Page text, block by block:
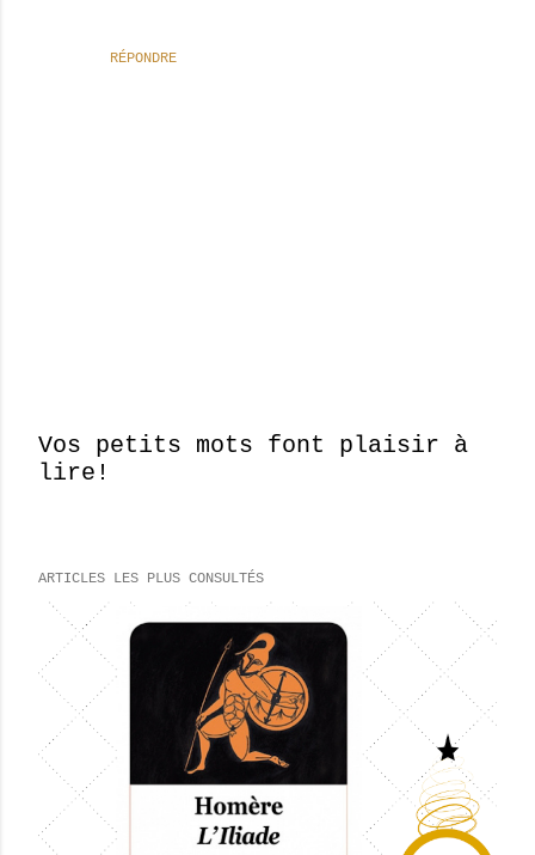
RÉPONDRE
E
g
t
r
c
Vos petits mots font plaisir à
lire!
ARTICLES LES PLUS CONSULTÉS